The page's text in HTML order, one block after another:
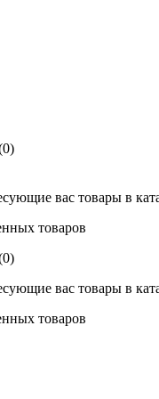
вас товары в
товаров
вас товары в
товаров